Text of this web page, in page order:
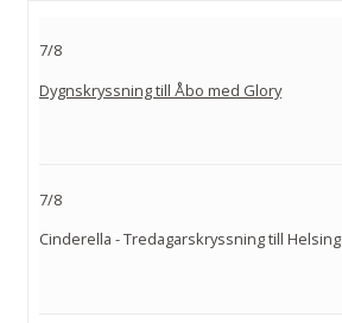
7/8
Dygnskryssning till Åbo med Glory
7/8
Cinderella - Tredagarskryssning till